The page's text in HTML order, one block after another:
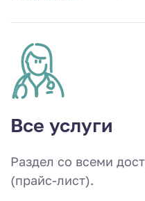
Все услуги
Раздел со всеми
(прайс-лист).